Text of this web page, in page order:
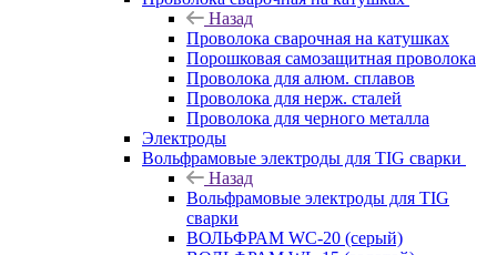
Назад
Проволока сварочная на катушках
Порошковая самозащитная проволока
Проволока для алюм. сплавов
Проволока для нерж. сталей
Проволока для черного металла
Электроды
Вольфрамовые электроды для TIG сварки
Назад
Вольфрамовые электроды для TIG
сварки
ВОЛЬФРАМ WC-20 (серый)